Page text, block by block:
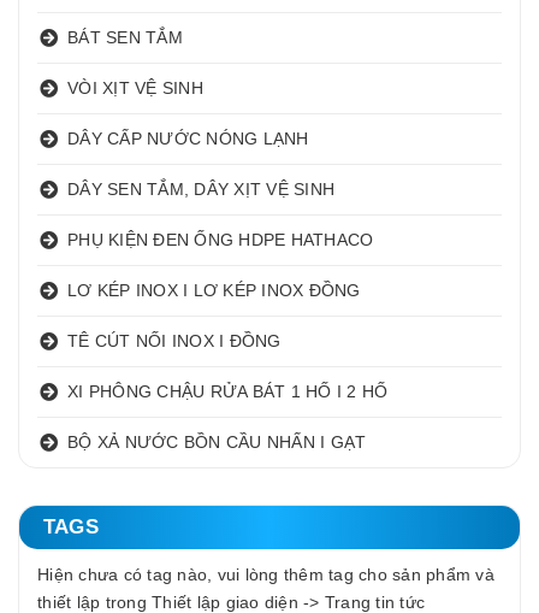
BÁT SEN TẮM
VÒI XỊT VỆ SINH
DÂY CẤP NƯỚC NÓNG LẠNH
DÂY SEN TẮM, DÂY XỊT VỆ SINH
PHỤ KIỆN ĐEN ỐNG HDPE HATHACO
LƠ KÉP INOX I LƠ KÉP INOX ĐỒNG
TÊ CÚT NỐI INOX I ĐỒNG
XI PHÔNG CHẬU RỬA BÁT 1 HỐ I 2 HỐ
BỘ XẢ NƯỚC BỒN CẦU NHẤN I GẠT
TAGS
Hiện chưa có tag nào, vui lòng thêm tag cho sản phẩm và
thiết lập trong Thiết lập giao diện -> Trang tin tức